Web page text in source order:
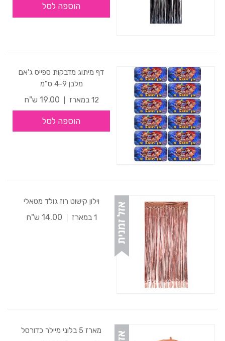
הוספה לסל
דף מיתוג מדבקות ספייס ג'אם
מלבן 4-9 ס"מ
12 במארז
19.00 ש"ח
הוספה לסל
וילון קישוט רוז גולד מטאלי
1 במארז
14.00 ש"ח
מארז 5 בלוני מיילר כדורסל